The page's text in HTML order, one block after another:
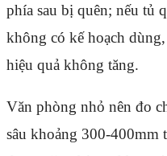
phía sau bị quên; nếu tủ
không có kế hoạch
hiệu quả không tăng.
Văn phòng nhỏ nên đo
sâu khoảng 300-400mm